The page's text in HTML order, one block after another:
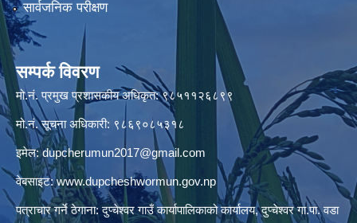
सार्वजनिक परीक्षण
सम्पर्क विवरण
मो.नं. प्रमुख प्रशासकीय अधिकृत: ९८५११२६८९९
मो.नं. सूचना अधिकारी: ९८६९०८५३१८
इमेल:dupcherumun2017@gmail.com
वेबसाइट:www.dupcheshwormun.gov.np
पत्राचार गर्ने ठेगाना: दुप्चेश्वर गाउँ कार्यापालिकाको कार्यालय, दुप्चेश्वर गा.पा. वडा